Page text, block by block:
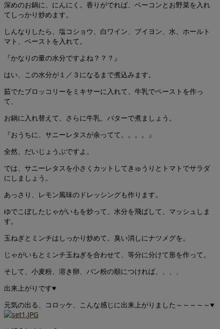
深めのお鍋に、にんにく。香りがでれば、ベーコンとお野菜を入れ
てしっかり炒めます。
しんなりしたら、塩コショウ、白ワイン、ブイヨン、水、ホールト
マト、ペーストを入れて。
『かなりの量の水分ですよね？？？』
はい、この水分が１／３になるまで煮込みます。
茹でたブロッコリーをミキサーに入れて、牛乳でペーストを作っ
て、
お鍋に入れ替えて、さらに牛乳、バターで煮ましょう。
『おうちに、サニーレタスが余ってて。。。。』
全然、だいじょうぶですよ。
では、サニーレタスを小さくカットしてきゅうりとトマトでサラダ
にしましょう。
あっさり、レモン風味のドレッシングも作ります。
ゆでこぼしたじゃがいもを炒って、水分を飛ばして、マッシュしま
す。
玉ねぎとミンチはしっかり炒めて。臭い消しにナツメグを。
じゃがいもとミンチ玉ねぎを合わせて、等分に分けて形を作って。
そして、小麦粉、溶き卵、パン粉の順につければ、、、、
出来上がりです♥
元気の出る、コロッケ、こんな感じに出来上がりました～～～～～♥